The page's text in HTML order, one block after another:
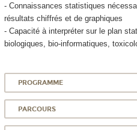
- Connaissances statistiques
résultats chiffrés et de graphiques
- Capacité à interpréter sur le plan
biologiques, bio-informatiques,
PROGRAMME
PARCOURS